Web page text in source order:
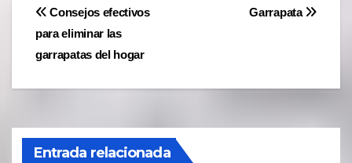
Navegación
de
entradas
Garrapata
Consejos efectivos
para eliminar las
garrapatas del hogar
Entrada relacionada